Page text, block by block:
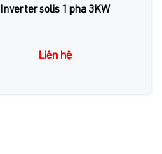
Inverter solis 1 pha 3KW
Liên hệ